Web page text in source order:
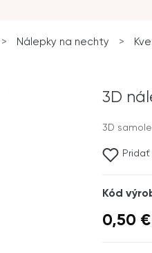
> Nálepky na nechty >
3D
3D
Kód
0,50 €